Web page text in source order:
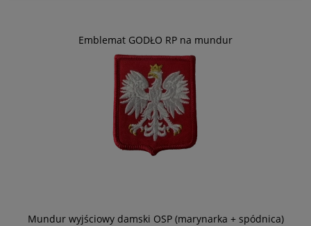
Emblemat GODŁO RP na mundur
Mundur wyjściowy damski OSP (marynarka + spódnica)